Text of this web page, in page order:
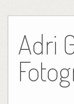
de
inhoud
Adri